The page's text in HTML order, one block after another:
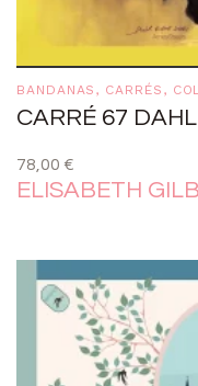
BANDANAS , CARRÉS ,
CARRÉ 67
78,00 €
ELISABETH